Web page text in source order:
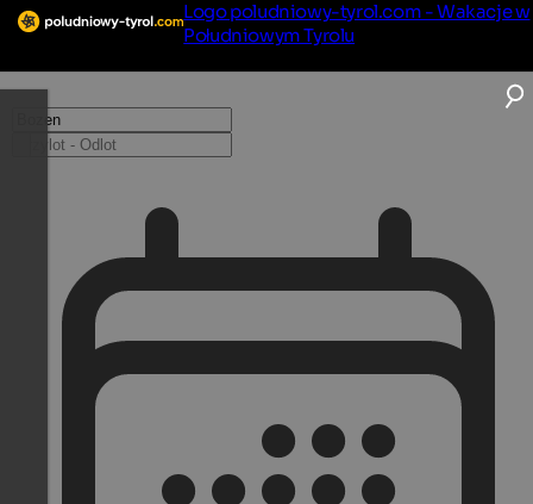
Logo poludniowy-tyrol.com - Wakacje w
Południowym Tyrolu